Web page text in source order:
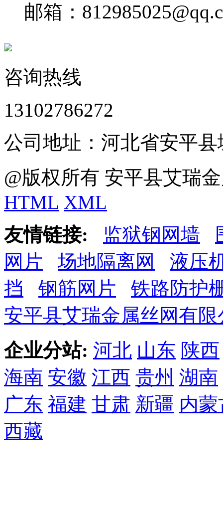
邮箱：
咨询热线
13102786272
公司地址：河北省安平
@版权所有 安平县艾瑞
HTML XML
友情链接:
监狱钢网墙
网片
场地隔离网
液压
挡
钢筋网片
铁路防护
安平县艾瑞金属丝网有限
企业分站: 河北 山东 陕西
海南 安徽 江西 贵州 湖南
广东 福建 甘肃 新疆 内蒙
西藏